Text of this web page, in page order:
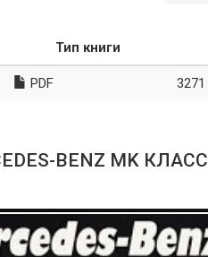
Тип книги
PDF 3271
BENZ MK КЛАСС